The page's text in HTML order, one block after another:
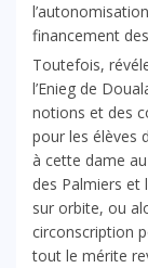
financement
Toutefois,
l’Enieg de
notions et des
pour les élèves
à cette dame
des Palmiers et
sur orbite, ou
circonscription
tout le mérite